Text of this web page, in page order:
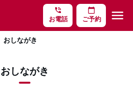
phone_in_talk
お電話
calendar_today
ご予約 menu
おしながき
おしながき